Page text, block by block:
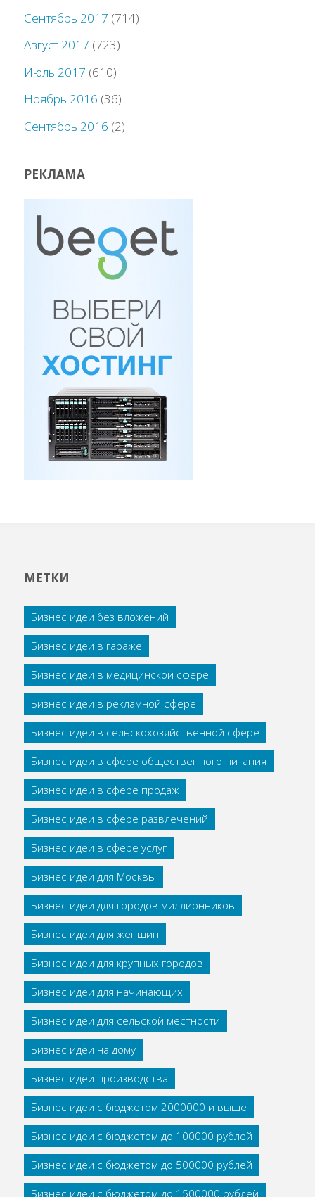
Сентябрь 2017 (714)
Август 2017 (723)
Июль 2017 (610)
Ноябрь 2016 (36)
Сентябрь 2016 (2)
РЕКЛАМА
МЕТКИ
Бизнес идеи без вложений
Бизнес идеи в гараже
Бизнес идеи в медицинской сфере
Бизнес идеи в рекламной сфере
Бизнес идеи в сельскохозяйственной сфере
Бизнес идеи в сфере общественного питания
Бизнес идеи в сфере продаж
Бизнес идеи в сфере развлечений
Бизнес идеи в сфере услуг
Бизнес идеи для Москвы
Бизнес идеи для городов миллионников
Бизнес идеи для женщин
Бизнес идеи для крупных городов
Бизнес идеи для начинающих
Бизнес идеи для сельской местности
Бизнес идеи на дому
Бизнес идеи производства
Бизнес идеи с бюджетом 2000000 и выше
Бизнес идеи с бюджетом до 100000 рублей
Бизнес идеи с бюджетом до 500000 рублей
Бизнес идеи с бюджетом до 1500000 рублей